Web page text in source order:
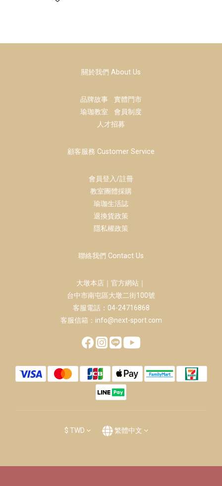
關於我們 About Us
品牌故事 實體門市
瑜珈教室 會員制度
人才招募
顧客服務 Customer Service
會員登入/註冊
教室團體採購
瑜珈生活誌
退換貨政策
隱私權政策
聯絡我們 Contact Us
大墩本店｜官方網站｜
台中市南屯區大墩二街100號
客服電話：04-24716868
客服信箱：info@next-sport.com
$ TWD 繁體中文